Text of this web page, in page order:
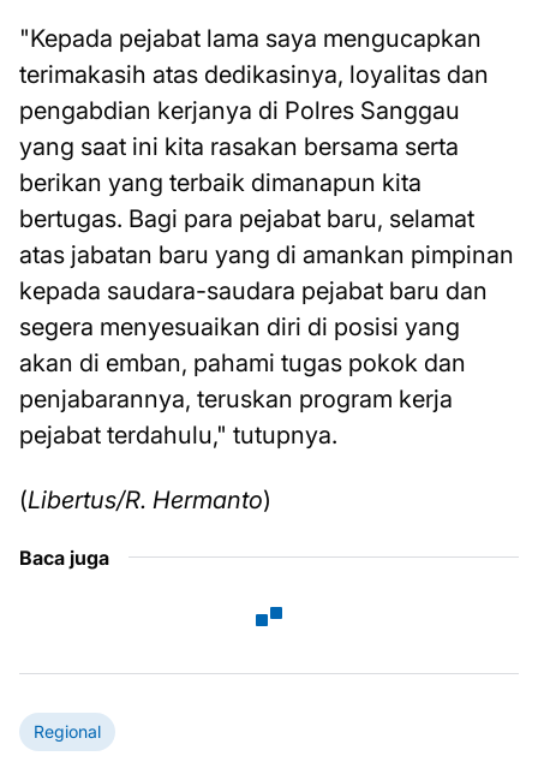
"Kepada pejabat lama saya mengucapkan
terimakasih atas dedikasinya, loyalitas dan
pengabdian kerjanya di Polres Sanggau
yang saat ini kita rasakan bersama serta
berikan yang terbaik dimanapun kita
bertugas. Bagi para pejabat baru, selamat
atas jabatan baru yang di amankan pimpinan
kepada saudara-saudara pejabat baru dan
segera menyesuaikan diri di posisi yang
akan di emban, pahami tugas pokok dan
penjabarannya, teruskan program kerja
pejabat terdahulu," tutupnya.
(Libertus/R. Hermanto)
Baca juga
Regional